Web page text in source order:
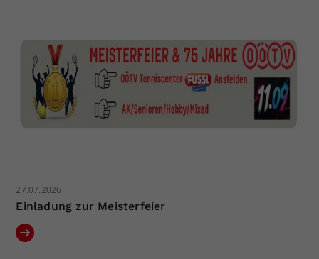
27.07.2026
Einladung zur Meisterfeier